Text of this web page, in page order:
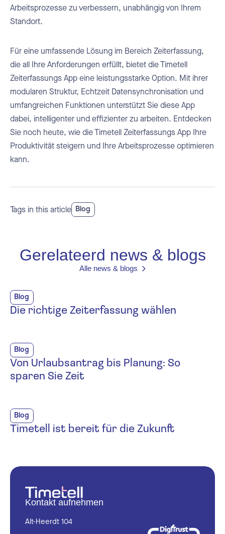
Arbeitsprozesse zu verbessern, unabhängig von Ihrem
Standort.
Für eine umfassende Lösung im Bereich Zeiterfassung,
die all Ihre Anforderungen erfüllt, bietet die Timetell
Zeiterfassungs App eine leistungsstarke Option. Mit ihrer
modularen Struktur, Echtzeit Datensynchronisation und
umfangreichen Funktionen unterstützt Sie diese App
dabei, intelligenter und effizienter zu arbeiten. Entdecken
Sie noch heute, wie die Timetell Zeiterfassungs App Ihre
Produktivität steigern und Ihre Arbeitsprozesse optimieren
kann.
Tags in this article Blog
Gerelateerd news & blogs
Alle news & blogs
Blog
Die richtige Zeiterfassung wählen
Blog
Von Urlaubsantrag bis Planung: So
sparen Sie Zeit
Blog
Timetell ist bereit für die Zukunft
Kontakt aufnehmen
Alt-Heerdt 104